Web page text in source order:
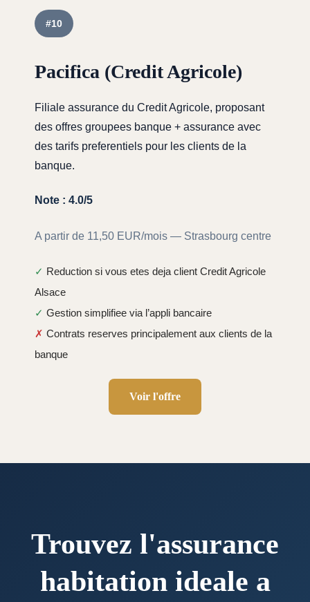
#10
Pacifica (Credit Agricole)
Filiale assurance du Credit Agricole, proposant
des offres groupees banque + assurance avec
des tarifs preferentiels pour les clients de la
banque.
Note : 4.0/5
A partir de 11,50 EUR/mois — Strasbourg centre
✓ Reduction si vous etes deja client Credit Agricole
Alsace
✓ Gestion simplifiee via l’appli bancaire
✗ Contrats reserves principalement aux clients de la
banque
Voir l'offre
Trouvez l'assurance
habitation ideale a